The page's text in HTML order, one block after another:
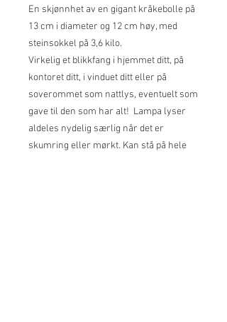
En skjønnhet av en gigant kråkebolle på
13 cm i diameter og 12 cm høy, med
steinsokkel på 3,6 kilo.
Virkelig et blikkfang i hjemmet ditt, på
kontoret ditt, i vinduet ditt eller på
soverommet som nattlys, eventuelt som
gave til den som har alt! Lampa lyser
aldeles nydelig særlig når det er
skumring eller mørkt. Kan stå på hele